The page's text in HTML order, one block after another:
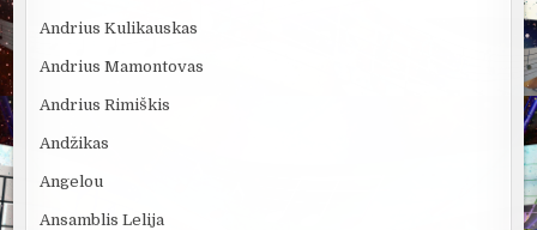
Andrius Kulikauskas
Andrius Mamontovas
Andrius Rimiškis
Andžikas
Angelou
Ansamblis Lelija